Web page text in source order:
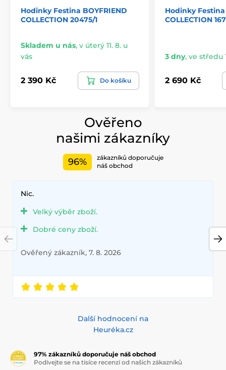
Hodinky Festina BOYFRIEND
COLLECTION 20475/1
Skladem u nás, v úterý 11. 8. u
vás
2 390 Kč Do košíku
Hodinky Festina
COLLECTION
3 dny, ve středu
2 690 Kč
Ověřeno
našimi zákazníky
96%
zákazníků doporučuje
náš obchod
Nic.
Velký výběr zboží.
Dobré ceny zboží.
Ověřený zákazník, 7. 8. 2026
Další hodnocení na
Heuréka.cz
97% zákazníků doporučuje náš obchod
Podívejte se na tisíce recenzí od našich zákazníků